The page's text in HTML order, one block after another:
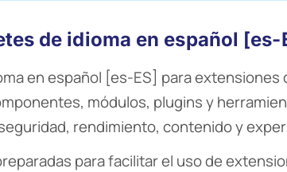
de idioma en español [es-
en español [es-ES] para extensiones
módulos, plugins y
rendimiento, contenido y
para facilitar el uso de